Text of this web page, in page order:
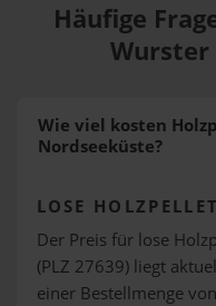
Häufige
Wie viel kosten
Nordseeküste?
LOSE
Der Preis für lose
(PLZ 27639) liegt
einer Bestellmenge